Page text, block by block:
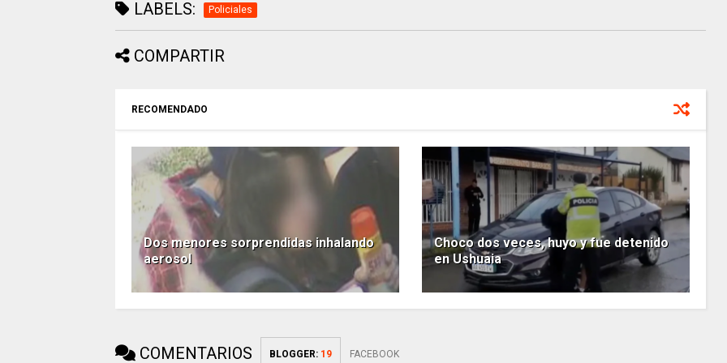
LABELS: Policiales
COMPARTIR
RECOMENDADO
Dos menores sorprendidas inhalando
aerosol
Choco dos veces, huyo y fue detenido
en Ushuaia
COMENTARIOS BLOGGER: 19 FACEBOOK